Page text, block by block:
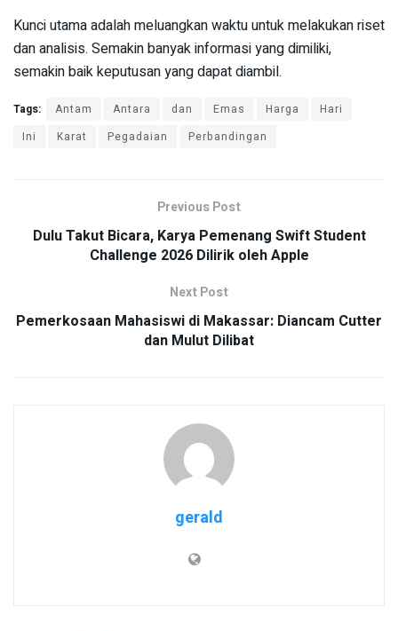
Kunci utama adalah meluangkan waktu untuk melakukan riset
dan analisis. Semakin banyak informasi yang dimiliki,
semakin baik keputusan yang dapat diambil.
Tags: Antam Antara dan Emas Harga
Hari
Ini
Karat Pegadaian Perbandingan
Previous Post
Dulu Takut Bicara, Karya Pemenang Swift Student
Challenge 2026 Dilirik oleh Apple
Next Post
Pemerkosaan Mahasiswi di Makassar: Diancam Cutter
dan Mulut Dilibat
gerald